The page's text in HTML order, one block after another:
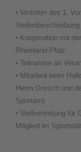
• Vertreter des 1.
Stellenbeschreibung
• Kooperation mit
Rheinland-Pfalz
• Teilnahme an
• Mitarbeit beim
Herrn Gresch und
Sportamt
• Stellvertretung für
Mitglied im